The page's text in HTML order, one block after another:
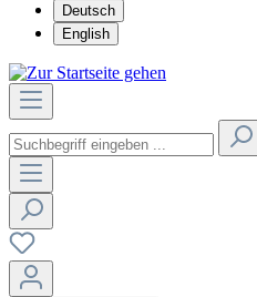
Deutsch
English